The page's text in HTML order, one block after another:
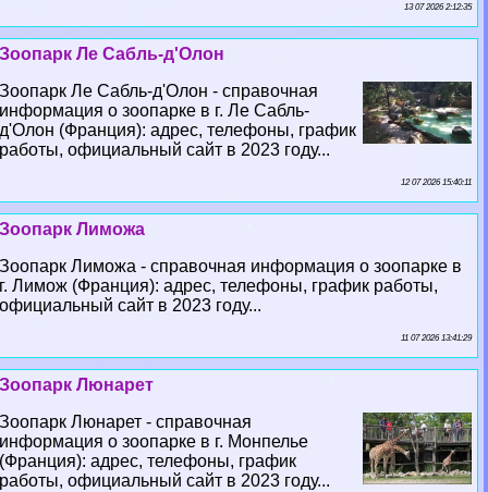
13 07 2026 2:12:35
Зоопарк Ле Сабль-д'Олон
Зоопарк Ле Сабль-д'Олон - справочная
информация о зоопарке в г. Ле Сабль-
д'Олон (Франция): адрес, телефоны, график
работы, официальный сайт в 2023 году...
12 07 2026 15:40:11
Зоопарк Лиможа
Зоопарк Лиможа - справочная информация о зоопарке в
г. Лимож (Франция): адрес, телефоны, график работы,
официальный сайт в 2023 году...
11 07 2026 13:41:29
Зоопарк Люнарет
Зоопарк Люнарет - справочная
информация о зоопарке в г. Монпелье
(Франция): адрес, телефоны, график
работы, официальный сайт в 2023 году...